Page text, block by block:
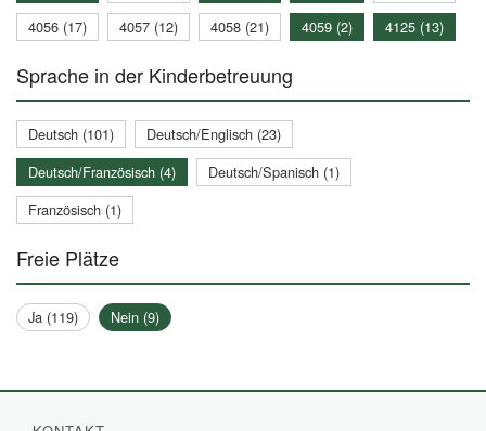
4056 (17)
4057 (12) 4058 (21) 4059 (2) 4125 (13)
Sprache in der Kinderbetreuung
Deutsch (101)
Deutsch/Englisch (23)
Deutsch/Französisch (4)
Deutsch/Spanisch (1)
Französisch (1)
Freie Plätze
Ja (119) Nein (9)